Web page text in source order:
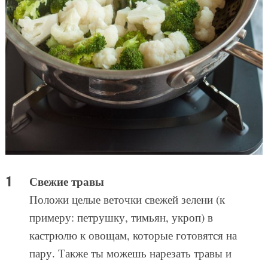
Свежие травы
Положи целые веточки свежей зелени (к
примеру: петрушку, тимьян, укроп) в
кастрюлю к овощам, которые готовятся на
пару. Также ты можешь нарезать травы и